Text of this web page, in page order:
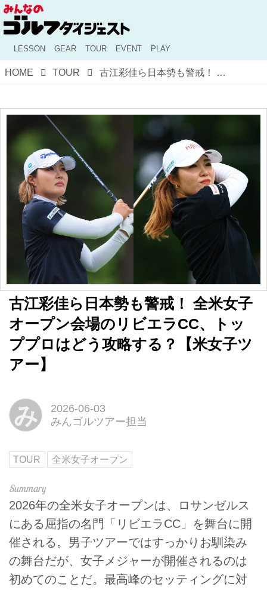
LESSON GEAR TOUR EVENT PLAY
HOME TOUR 古江彩佳ら日本勢も警戒！ 全米女子オープン会場のリビエラCC、トッププロはどう攻略する？【米女子ツアー】
古江彩佳ら日本勢も警戒！ 全米女子
オープン会場のリビエラCC、トッ
ププロはどう攻略する？【米女子ツ
アー】
み
2026-06-03
みんゴルツアー担当
TOUR 全米女子オープン
2026年の全米女子オープンは、ロサンゼルス
にある屈指の名門「リビエラCC」を舞台に開
催される。男子ツアーではすっかりお馴染み
の舞台だが、女子メジャーが開催されるのは
初めてのことだ。最高峰のセッティングに対